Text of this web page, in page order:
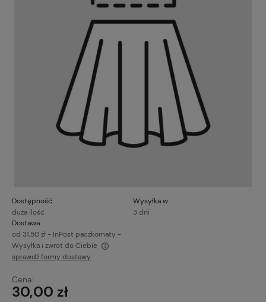
Dostępność:
duża ilość
Wysyłka w:
3 dni
Dostawa:
od 31,50 zł - InPost paczkomaty -
Wysyłka i zwrot do Ciebie
Cena nie zawiera ewentualnych kosztów płatności
sprawdź formy dostawy
Cena:
30,00 zł